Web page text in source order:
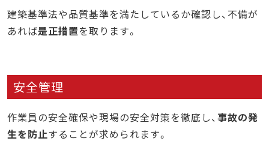
建築基準法や品質基準を満たしているか確認し、不備が
あれば是正措置を取ります。
安全管理
作業員の安全確保や現場の安全対策を徹底し、 事故の発
生を防止することが求められます。